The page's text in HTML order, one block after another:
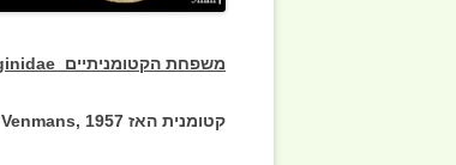
משפחת הקטומניתיים Vertiginidae
קטומנית האז Venmans, 1957